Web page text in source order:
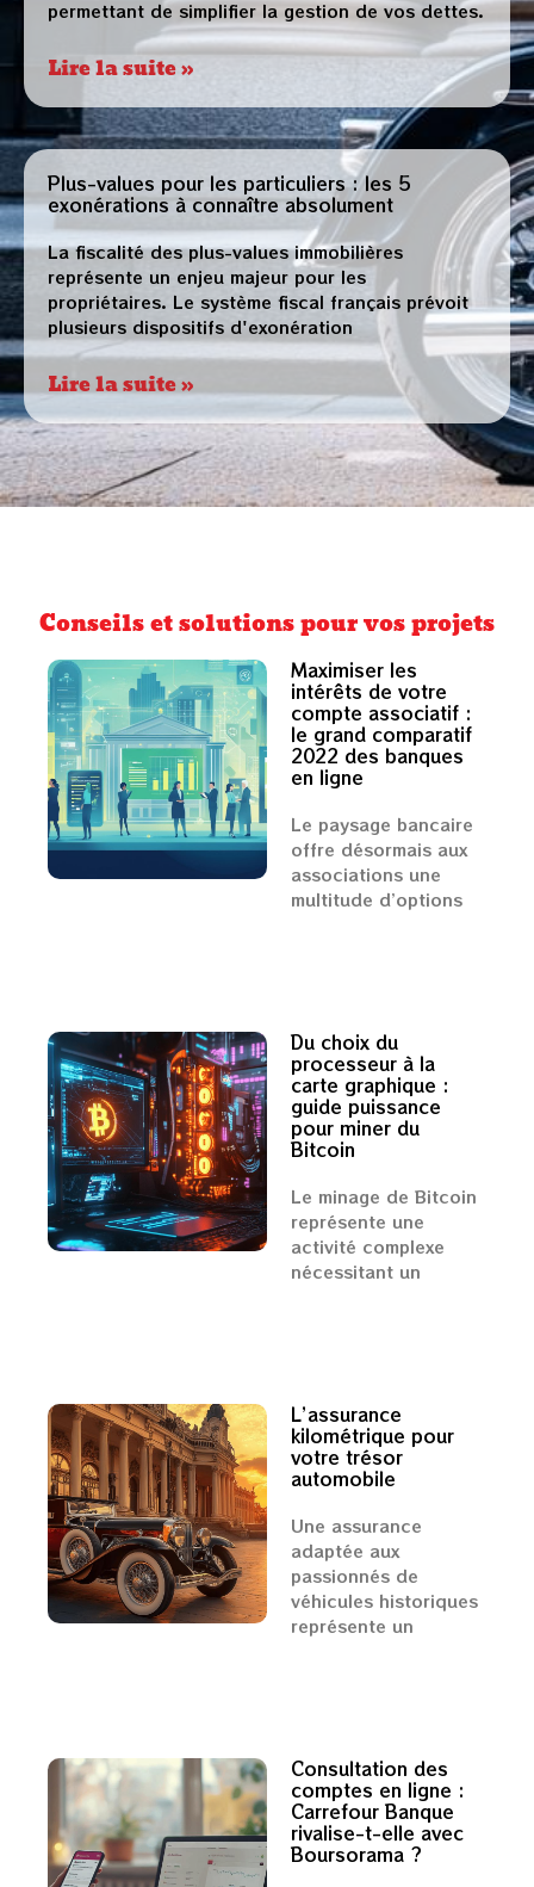
permettant de simplifier la gestion de vos dettes.
Lire la suite »
Plus-values pour les particuliers : les 5
exonérations à connaître absolument
La fiscalité des plus-values immobilières
représente un enjeu majeur pour les
propriétaires. Le système fiscal français prévoit
plusieurs dispositifs d'exonération
Lire la suite »
Conseils et solutions pour vos projets
Maximiser les
intérêts de votre
compte associatif :
le grand comparatif
2022 des banques
en ligne
Le paysage bancaire
offre désormais aux
associations une
multitude d’options
Du choix du
processeur à la
carte graphique :
guide puissance
pour miner du
Bitcoin
Le minage de Bitcoin
représente une
activité complexe
nécessitant un
L’assurance
kilométrique pour
votre trésor
automobile
Une assurance
adaptée aux
passionnés de
véhicules historiques
représente un
Consultation des
comptes en ligne :
Carrefour Banque
rivalise-t-elle avec
Boursorama ?